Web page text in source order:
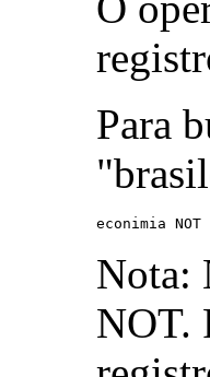
Para
econimia
Nota:
NOT.